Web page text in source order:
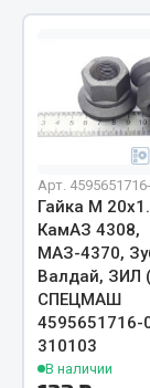
Автолампы
Блоки реле и
Вилки
Выключатели
Выключатели
Выключатель
Изолента
Весь раздел
Арт.
Гайка М
КамАЗ 4308,
МАЗ-4370,
Валдай, ЗИЛ
СПЕЦМАШ
4595651716-
310103
В наличии